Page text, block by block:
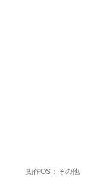
動作OS：その他